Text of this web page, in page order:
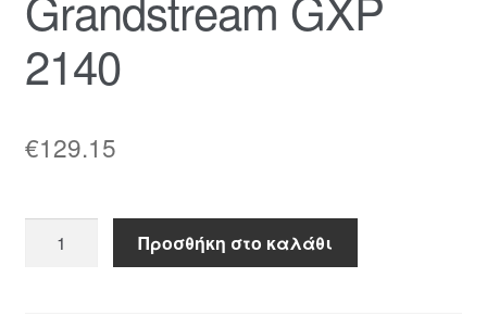
2140
€129.15
Προσθήκη στο καλάθι